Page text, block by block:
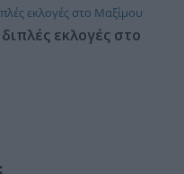
εκλογές στο